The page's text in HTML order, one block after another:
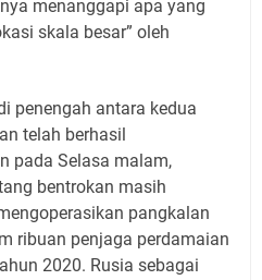
menanggapi apa yang
skala besar” oleh
penengah antara kedua
telah berhasil
pada Selasa malam,
bentrokan masih
pangkalan
ribuan penjaga perdamaian
2020. Rusia sebagai